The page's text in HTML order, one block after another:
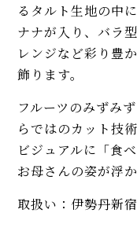
るタルト生地の中
ナナが入り、バラ
レンジなど彩り豊
飾ります。
フルーツのみずみ
らではのカット技
ビジュアルに「食
お母さんの姿が浮か
取扱い：伊勢丹新